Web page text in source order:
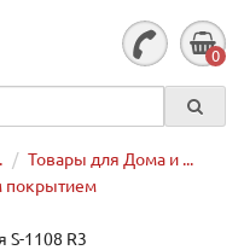
0
Товары для Дома и ...
покрытием
S-1108 R3